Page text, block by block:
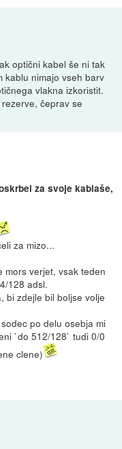
optični kabel še ni tak
kablu nimajo vseh barv
vlakna izkoristit.
čeprav se
za svoje kablaše,
za mizo...
mors verjet, vsak teden
128 adsl.
bi zdejle bil boljse volje
po delu osebja mi
`do 512/128` tudi 0/0
clene)